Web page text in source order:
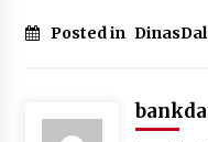
Posted in